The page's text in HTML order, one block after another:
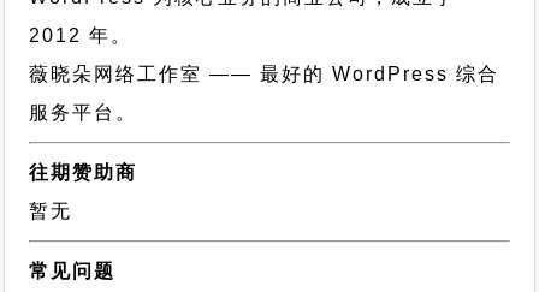
2012 年。
薇晓朵网络工作室 —— 最好的 WordPress 综合
服务平台。
往期赞助商
暂无
常见问题